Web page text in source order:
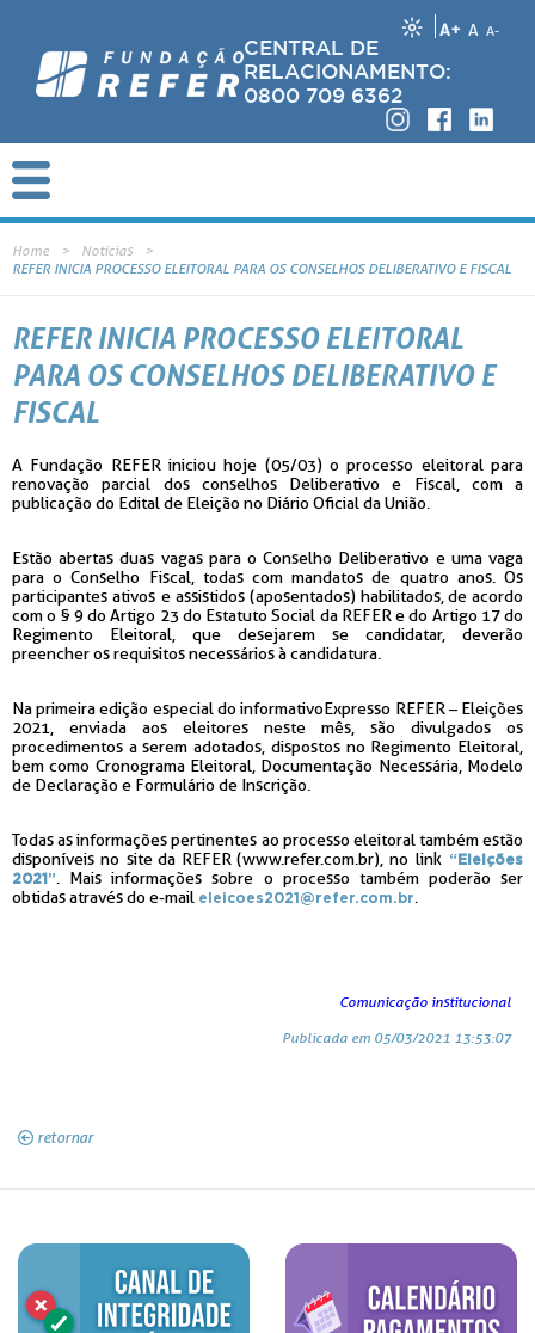
A+ A A-
CENTRAL DE
RELACIONAMENTO:
0800 709 6362
Home
Notícias
REFER INICIA PROCESSO ELEITORAL PARA OS CONSELHOS DELIBERATIVO E FISCAL
REFER INICIA PROCESSO ELEITORAL
PARA OS CONSELHOS DELIBERATIVO E
FISCAL
A Fundação REFER iniciou hoje (05/03) o processo eleitoral para
renovação parcial dos conselhos Deliberativo e Fiscal, com a
publicação do Edital de Eleição no Diário Oficial da União.
Estão abertas duas vagas para o Conselho Deliberativo e uma vaga
para o Conselho Fiscal, todas com mandatos de quatro anos. Os
participantes ativos e assistidos (aposentados) habilitados, de acordo
com o § 9 do Artigo 23 do Estatuto Social da REFER e do Artigo 17 do
Regimento Eleitoral, que desejarem se candidatar, deverão
preencher os requisitos necessários à candidatura.
Na primeira edição especial do informativoExpresso REFER – Eleições
2021, enviada aos eleitores neste mês, são divulgados os
procedimentos a serem adotados, dispostos no Regimento Eleitoral,
bem como Cronograma Eleitoral, Documentação Necessária, Modelo
de Declaração e Formulário de Inscrição.
Todas as informações pertinentes ao processo eleitoral também estão
disponíveis no site da REFER (www.refer.com.br), no link
“ Eleições
2021 ”
. Mais informações sobre o processo também poderão ser
obtidas através do e-mail eleicoes2021@refer.com.br
Comunicação institucional
Publicada em 05/03/2021 13:53:07
retornar